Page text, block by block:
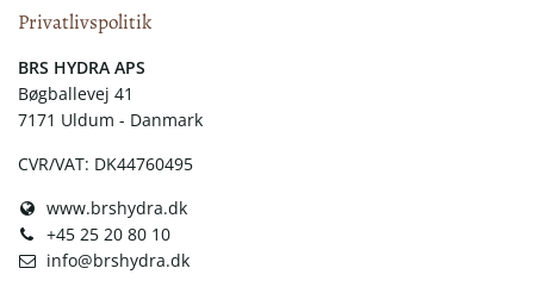
Privatlivspolitik
​​BRS HYDRA APS
Bøgballevej 41
7171 Uldum - Danmark
CVR/VAT: DK44760495
www.brshydra.dk
+45 25 20 80 10
info@brshydra.dk